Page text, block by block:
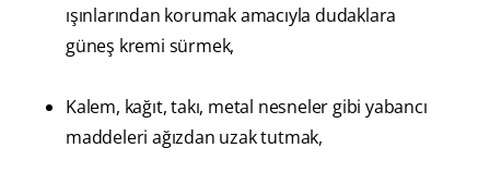
ışınlarından korumak amacıyla dudaklara
güneş kremi sürmek,
Kalem, kağıt, takı, metal nesneler gibi yabancı
maddeleri ağızdan uzak tutmak,